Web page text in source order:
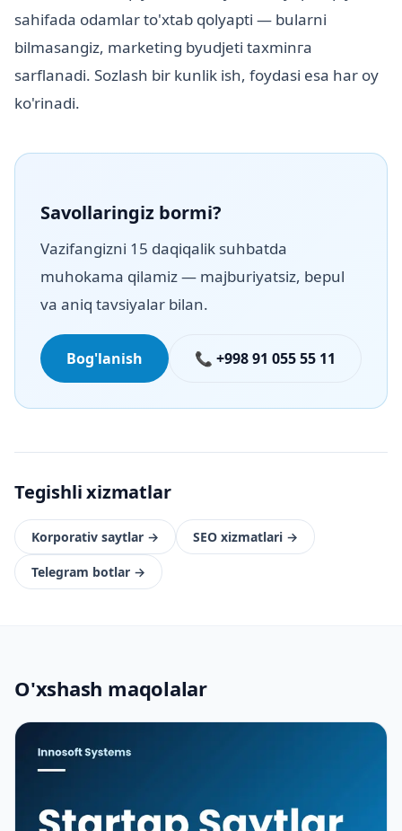
sahifada odamlar to'xtab qolyapti — bularni
bilmasangiz, marketing byudjeti taxminга
sarflanadi. Sozlash bir kunlik ish, foydasi esa har oy
ko'rinadi.
Savollaringiz bormi?
Vazifangizni 15 daqiqalik suhbatda
muhokama qilamiz — majburiyatsiz, bepul
va aniq tavsiyalar bilan.
Bog'lanish 📞 +998 91 055 55 11
Tegishli xizmatlar
Korporativ saytlar → SEO xizmatlari →
Telegram botlar →
O'xshash maqolalar